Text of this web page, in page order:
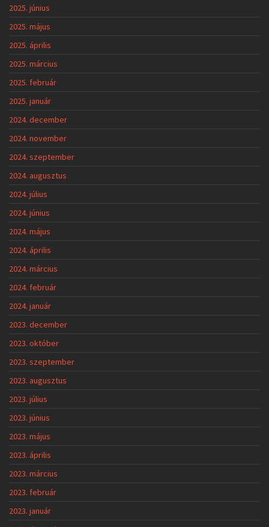
2025. június
2025. május
2025. április
2025. március
2025. február
2025. január
2024. december
2024. november
2024. szeptember
2024. augusztus
2024. július
2024. június
2024. május
2024. április
2024. március
2024. február
2024. január
2023. december
2023. október
2023. szeptember
2023. augusztus
2023. július
2023. június
2023. május
2023. április
2023. március
2023. február
2023. január